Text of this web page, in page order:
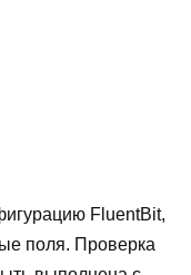
FluentBit,
поля. Проверка